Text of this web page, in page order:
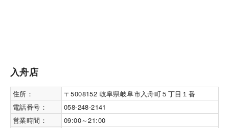
入舟店
住所：
〒5008152 岐阜県岐阜市入舟町５丁目１番
電話番号：
058-248-2141
営業時間：
09:00～21:00